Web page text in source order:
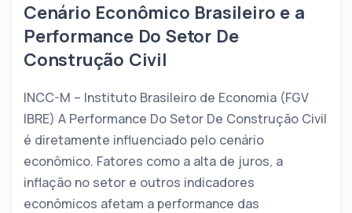
Cenário Econômico Brasileiro e a
Performance Do Setor De
Construção Civil
INCC-M – Instituto Brasileiro de Economia (FGV
IBRE) A Performance Do Setor De Construção Civil
é diretamente influenciado pelo cenário
econômico. Fatores como a alta de juros, a
inflação no setor e outros indicadores
econômicos afetam a performance das